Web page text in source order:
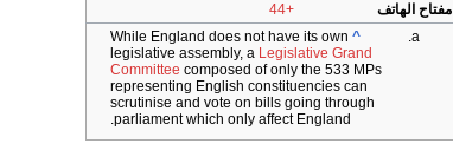
مفتاح الهاتف
+44
^
While England does not have its own
legislative assembly, a Legislative Grand
Committee composed of only the 533 MPs
representing English constituencies can
scrutinise and vote on bills going through
parliament which only affect England.